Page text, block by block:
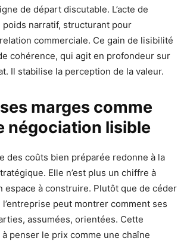
de départ discutable. L’acte de
narratif, structurant pour
commerciale. Ce gain de lisibilité
cohérence, qui agit en profondeur sur
Il stabilise la perception de la valeur.
marges comme
négociation lisible
des coûts bien préparée redonne à la
Elle n’est plus un chiffre à
espace à construire. Plutôt que de céder
peut montrer comment ses
assumées, orientées. Cette
penser le prix comme une chaîne